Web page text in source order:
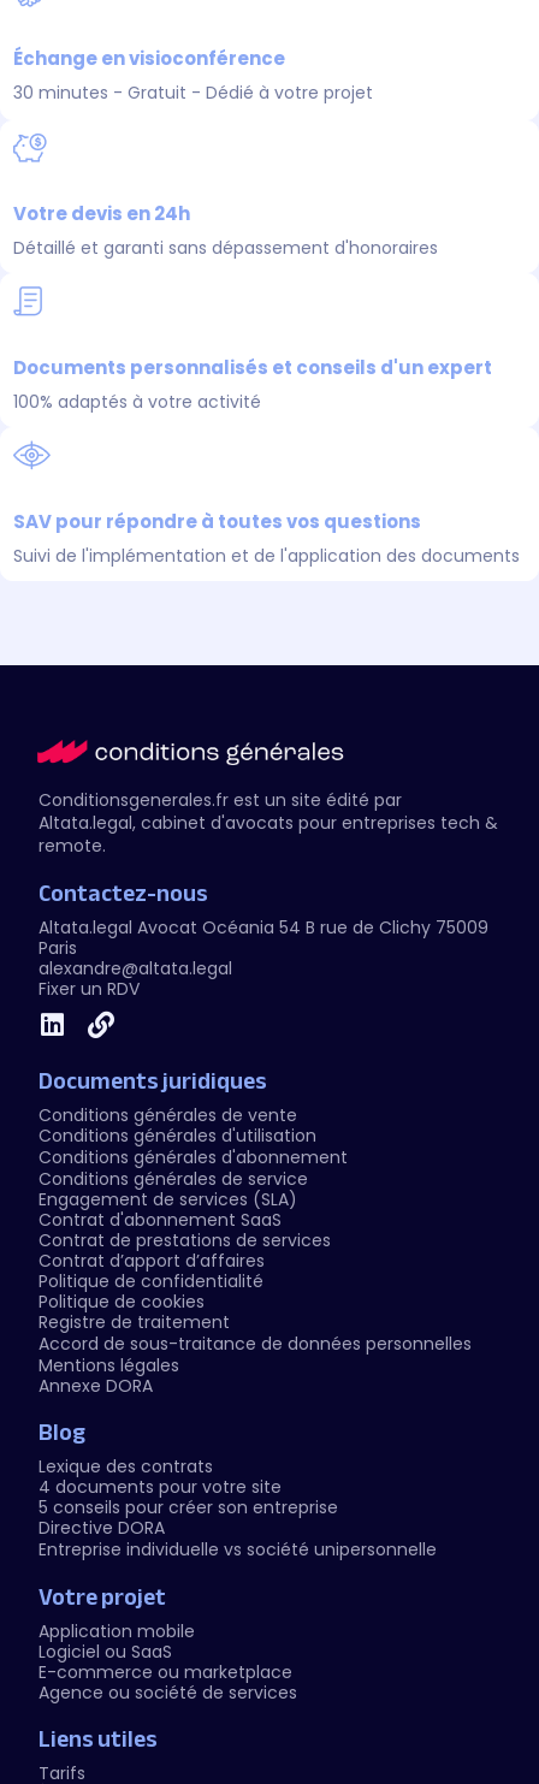
Échange en visioconférence​
30 minutes - Gratuit - Dédié à votre projet
Votre devis en 24h​
Détaillé et garanti sans dépassement d'honoraires
Documents personnalisés et conseils d'un expert​
100% adaptés à votre activité
SAV pour répondre à toutes vos questions​
Suivi de l'implémentation et de l'application des documents
Conditionsgenerales.fr est un site édité par
Altata.legal, cabinet d'avocats pour entreprises tech &
remote.
Contactez-nous
Altata.legal Avocat Océania 54 B rue de Clichy 75009
Paris
alexandre@altata.legal
Fixer un RDV
Documents juridiques
Conditions générales de vente
Conditions générales d'utilisation
Conditions générales d'abonnement
Conditions générales de service
Engagement de services (SLA)
Contrat d'abonnement SaaS
Contrat de prestations de services
Contrat d’apport d’affaires
Politique de confidentialité
Politique de cookies
Registre de traitement
Accord de sous-traitance de données personnelles
Mentions légales
Annexe DORA
Blog
Lexique des contrats
4 documents pour votre site
5 conseils pour créer son entreprise
Directive DORA
Entreprise individuelle vs société unipersonnelle
Votre projet
Application mobile
Logiciel ou SaaS
E-commerce ou marketplace
Agence ou société de services
Liens utiles
Tarifs